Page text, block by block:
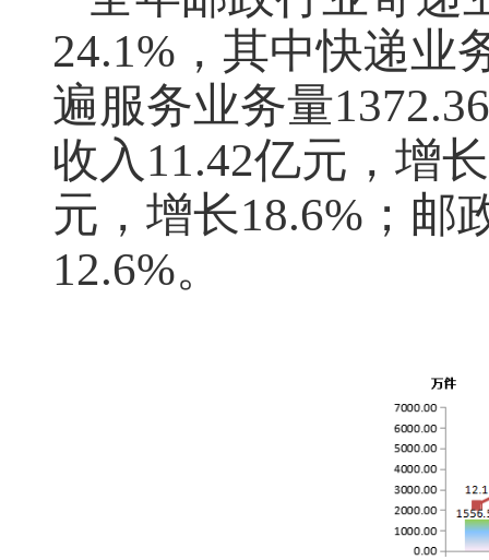
24.1% ，其中快递业
遍服务业务量1372.36
收入 11.42亿元，增长
元，增长18.6% ；邮
12.6%。